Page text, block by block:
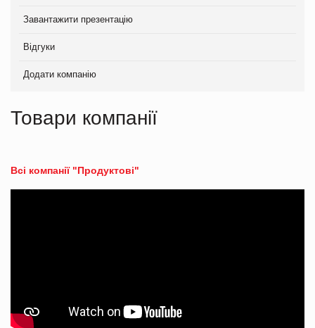
Завантажити презентацію
Відгуки
Додати компанію
Товари компанії
Всі компанії "Продуктові"